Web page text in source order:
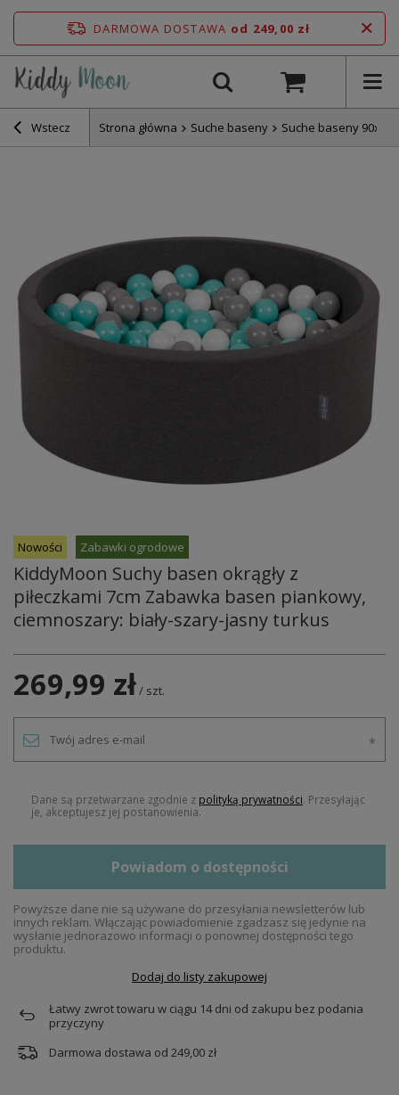
DARMOWA DOSTAWA od 249,00 zł
Wstecz Strona główna Suche baseny Suche baseny 90x30
Nowości Zabawki ogrodowe
KiddyMoon Suchy basen okrągły z
piłeczkami 7cm Zabawka basen piankowy,
ciemnoszary: biały-szary-jasny turkus
269,99 zł/ szt.
Dane są przetwarzane zgodnie z polityką prywatności. Przesyłając
je, akceptujesz jej postanowienia.
Powiadom o dostępności
Powyższe dane nie są używane do przesyłania newsletterów lub
innych reklam. Włączając powiadomienie zgadzasz się jedynie na
wysłanie jednorazowo informacji o ponownej dostępności tego
produktu.
Dodaj do listy zakupowej
Łatwy zwrot towaru w ciągu 14dni od zakupu bez podania
przyczyny
Darmowa dostawa od 249,00 zł